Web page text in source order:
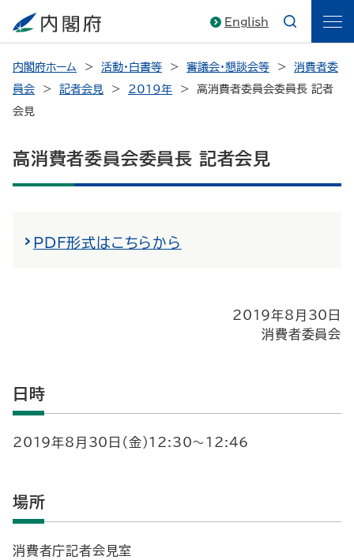
English
内閣府ホーム 活動・白書等 審議会・懇談会等
消費者委
員会
記者会見 2019年
高消費者委員会委員長 記者
会見
高消費者委員会委員長 記者会見
PDF形式はこちらから
2019年8月30日
消費者委員会
日時
2019年8月30日（金）12:30～12:46
場所
消費者庁記者会見室